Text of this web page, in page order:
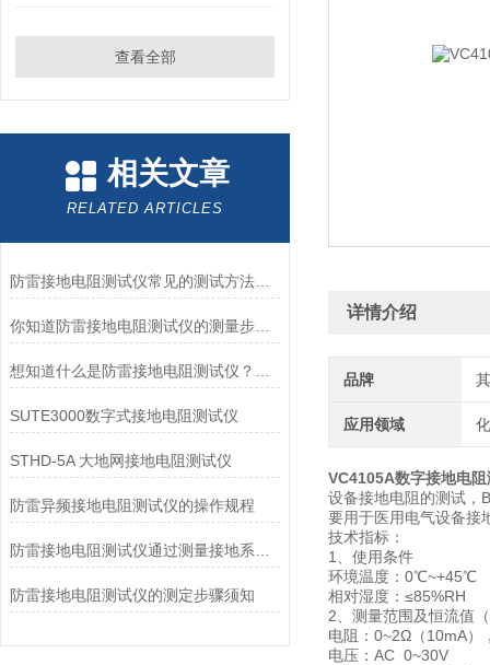
查看全部
相关文章
RELATED ARTICLES
防雷接地电阻测试仪常见的测试方法有三线法和四线法
你知道防雷接地电阻测试仪的测量步骤么？看看本篇吧
SUTE3000数字式接地电阻测试仪
STHD-5A 大地网接地电阻测试仪
防雷异频接地电阻测试仪的操作规程
防雷接地电阻测试仪的测定步骤须知
详情介绍
品牌
应用领域
VC4105A数字接地电
设备接地电阻的测试，
要用于医用电气设备接
技术指标：
1、使用条件
环境温度：0℃~+45℃
相对湿度：≤85%RH
2、测量范围及恒流值
电阻：0~2Ω（10mA
电压：AC 0~30V